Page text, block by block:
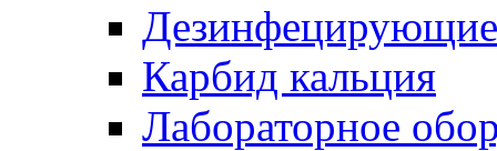
Дезинфецирующие
Карбид кальция
Лабораторное